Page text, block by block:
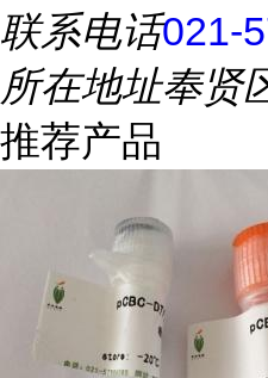
联系电话021-
所在地址奉贤
推荐产品